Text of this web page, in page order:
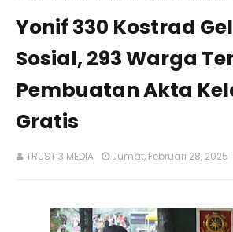
Yonif 330 Kostrad
Sosial, 293 Warga
Pembuatan Akta
Gratis
TRUST 3 MEDIA Jumat, Februari 28, 2025